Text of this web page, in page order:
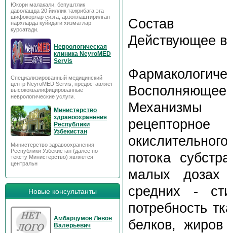
Юкори малакали, бепуштлик
даволашда 20 йиллик тажрибага эга
шифокорлар сизга, арзонлаштирилган
нархларда куйидаги хизматлар
курсатади.
Неврологическая
клиника NeyroMED
Servis
Специализированный медицинский
центр NeyroMED Servis, предоставляет
высококвалифицированные
неврологические услуги.
Министерство
здравоохранения
Республики
Узбекистан
Министерство здравоохранения
Республики Узбекистан (далее по
тексту Министерство) является
центральн
Новые консультанты
Амбарцумов Левон
Валерьевич
Состав
Действующее
Механизмы
потока
малых дозах
средних -
потребность
белков,